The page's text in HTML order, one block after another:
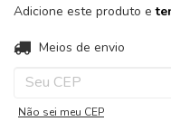
Adicione este produto e
Entregas para o CEP:
Meios de envio
Não sei meu CEP